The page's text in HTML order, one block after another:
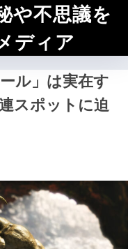
や不思議を
ディア
ル」は実在す
スポットに迫